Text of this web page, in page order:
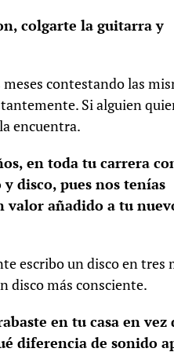
colgarte la guitarra y
contestando las
Si alguien
encuentra.
en toda tu carrera
disco, pues nos tenías
valor añadido a tu
escribo un disco en tres
disco más consciente.
en tu casa en vez
diferencia de sonido